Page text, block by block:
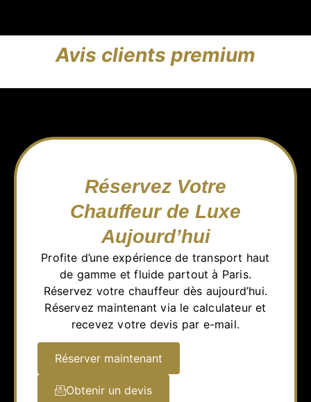
Avis clients premium
Réservez Votre
Chauffeur de Luxe
Aujourd’hui
Profite d’une expérience de transport haut
de gamme et fluide partout à Paris.
Réservez votre chauffeur dès aujourd’hui.
Réservez maintenant via le calculateur et
recevez votre devis par e-mail.
Réserver maintenant
Obtenir un devis